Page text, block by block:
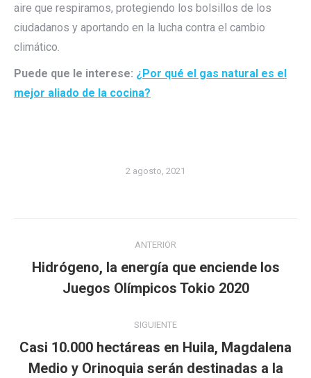
aire que respiramos, protegiendo los bolsillos de los
ciudadanos y aportando en la lucha contra el cambio
climático.
Puede que le interese: ¿Por qué el gas natural es el
mejor aliado de la cocina?
2 agosto, 2021
entre
publicaciones
ANTERIOR
Publicación
anterior:
Hidrógeno, la energía que enciende los
Juegos Olímpicos Tokio 2020
SIGUIENTE
Publicación
Casi 10.000 hectáreas en Huila, Magdalena
Medio y Orinoquia serán destinadas a la